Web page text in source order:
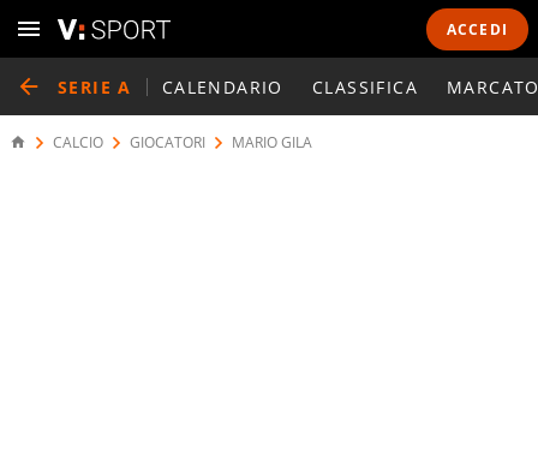
ACCEDI
SERIE A CALENDARIO CLASSIFICA
CALCIO GIOCATORI MARIO GILA